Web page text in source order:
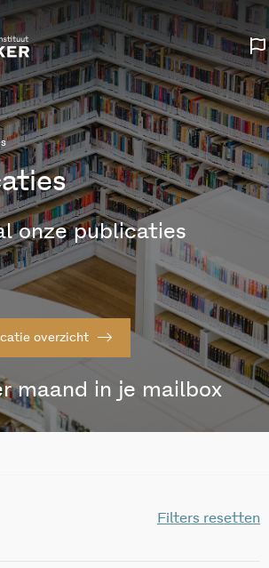
onze publicaties
overzicht
maand in je mailbox
Filters resetten